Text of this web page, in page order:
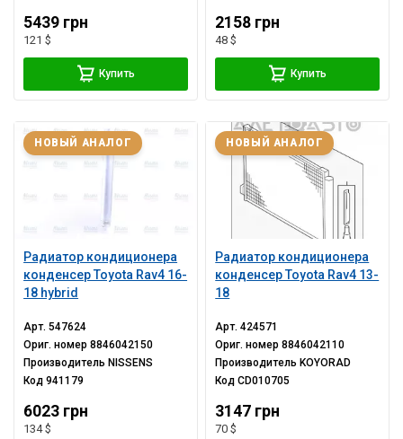
5439 грн
121 $
Купить
2158 грн
48 $
Купить
Радиатор кондиционера
конденсер Toyota Rav4 16-
18 hybrid
НОВЫЙ АНАЛОГ
Арт.547624
Ориг. номер8846042150
Производитель NISSENS
Код941179
6023 грн
134 $
Радиатор кондиционера
конденсер Toyota Rav4 13-
18
НОВЫЙ АНАЛОГ
Арт.424571
Ориг. номер8846042110
Производитель KOYORAD
КодCD010705
3147 грн
70 $